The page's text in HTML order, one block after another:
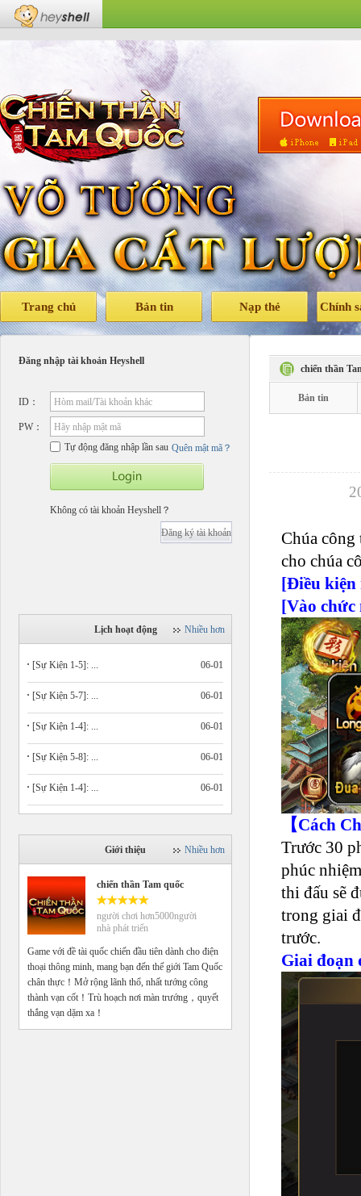
Trang chủ Bản tin Nạp thẻ Chính
Đăng nhập tài khoản Heyshell
ID： Hòm mail/Tài khoản khác
PW：
Hãy nhập mật mã
Tự động đăng nhập lần sau Quên mật mã？
Không có tài khoản Heyshell？
Đăng ký tài khoản
Lịch hoạt động Nhiều hơn
06-01
[Sự Kiện 1-5]: ...
06-01
[Sự Kiện 5-7]: ...
06-01
[Sự Kiện 1-4]: ...
06-01
[Sự Kiện 5-8]: ...
06-01
[Sự Kiện 1-4]: ...
Giới thiệu Nhiều hơn
chiến thần Tam quốc
người chơi hơn5000người
nhà phát triển
Game với đề tài quốc chiến đầu tiên dành cho điện
thoại thông minh, mang bạn đến thế giới Tam Quốc
chân thực！Mở rộng lãnh thổ, nhất tướng công
thành vạn cốt！Trù hoạch nơi màn trướng，quyết
thắng vạn dặm xa！
chiến thần
Bản tin
Chúa công
cho chúa
[Điều kiện
[Vào chức
【Cách
Trước 30
phúc
thi đấu sẽ
trong giai
trước.
Giai đoạn